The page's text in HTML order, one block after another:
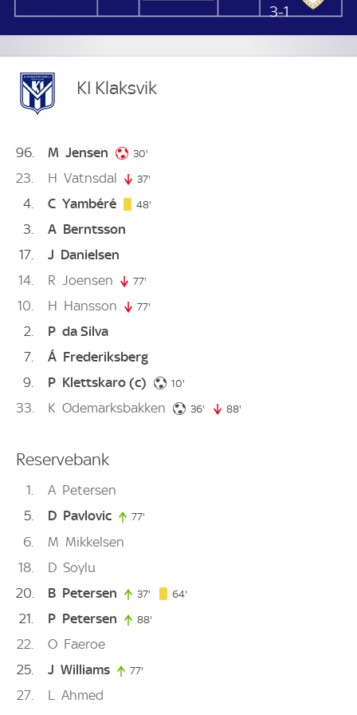
3-1
KI Klaksvik
96 M Jensen 30'
23 H Vatnsdal 37'
4 C Yambéré 48'
3 A Berntsson
17
J Danielsen
14
R Joensen 77'
10 H Hansson 77'
2 P da Silva
7
Á Frederiksberg
9
P Klettskaro (c) 10'
33 K Odemarksbakken 36' 36. minute
88'
Reservebank
1 A Petersen
5
D Pavlovic 77'
6 M Mikkelsen
18
D Soylu
20
B Petersen 37' 37. minute
64'
21 P Petersen 88'
22 O Faeroe
25
J Williams 77'
27 L Ahmed